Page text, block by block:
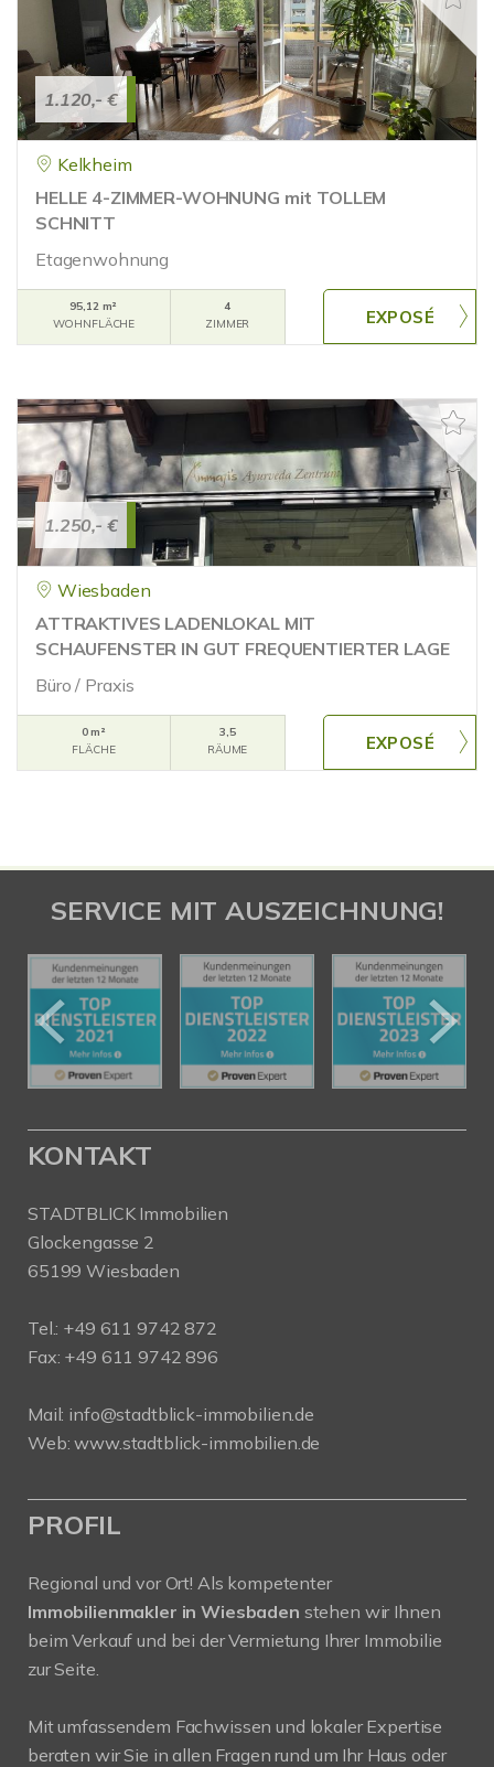
1.120,- €
Kelkheim
HELLE 4-ZIMMER-WOHNUNG mit TOLLEM
SCHNITT
Etagenwohnung
95,12 m²
WOHNFLÄCHE
4
ZIMMER
1.250,- €
Wiesbaden
ATTRAKTIVES LADENLOKAL MIT
SCHAUFENSTER IN GUT FREQUENTIERTER LAGE
Büro / Praxis
0 m²
FLÄCHE
3,5
RÄUME
SERVICE MIT AUSZEICHNUNG!
KONTAKT
STADTBLICK Immobilien
Glockengasse 2
65199 Wiesbaden
Tel.: +49 611 9742 872
Fax: +49 611 9742 896
Mail: info@stadtblick-immobilien.de
Web:www.stadtblick-immobilien.de
PROFIL
Regional und vor Ort! Als kompetenter
Immobilienmakler in Wiesbaden stehen wir Ihnen
beim Verkauf und bei der Vermietung Ihrer Immobilie
zur Seite.
Mit umfassendem Fachwissen und lokaler Expertise
beraten wir Sie in allen Fragen rund um Ihr Haus oder